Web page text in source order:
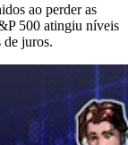
ao perder as
500 atingiu níveis
de juros.